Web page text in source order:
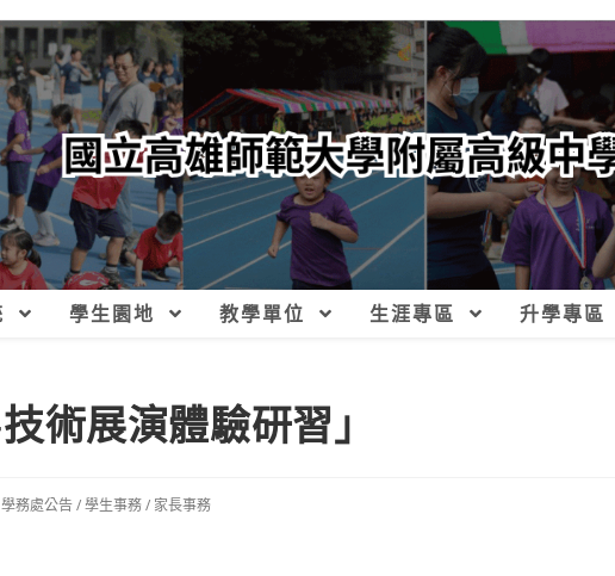
學生園地 教學單位 生涯專區 升學專區
術展演體驗研習」
學務處公告/學生事務/ 家長事務